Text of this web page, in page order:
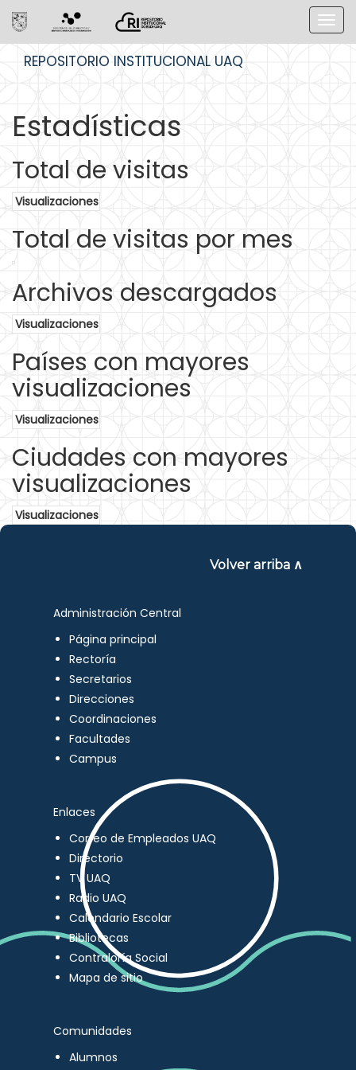
REPOSITORIO INSTITUCIONAL UAQ
Estadísticas
Total de visitas
Visualizaciones
Total de visitas por mes
Archivos descargados
Visualizaciones
Países con mayores
visualizaciones
Visualizaciones
Ciudades con mayores
visualizaciones
Visualizaciones
Volver arriba ∧
Administración Central
Página principal
Rectoría
Secretarios
Direcciones
Coordinaciones
Facultades
Campus
Enlaces
Correo de Empleados UAQ
Directorio
TV UAQ
Radio UAQ
Calendario Escolar
Bibliotecas
Contraloría Social
Mapa de sitio
Comunidades
Alumnos